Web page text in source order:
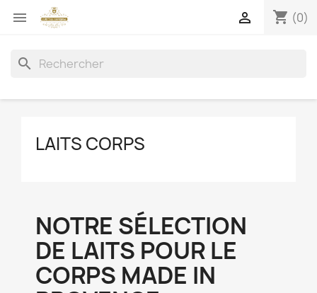
 shopping_cart (0)

search
LAITS CORPS
NOTRE SÉLECTION
DE LAITS POUR LE
CORPS MADE IN